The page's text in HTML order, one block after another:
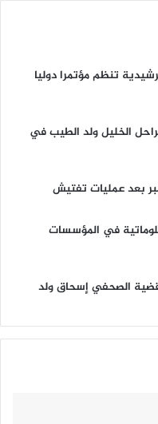
تنظم مؤتمرا دوليا
الخليل ولد الطيب في
في المؤسسات
قضية الصحفي إسحاق ولد